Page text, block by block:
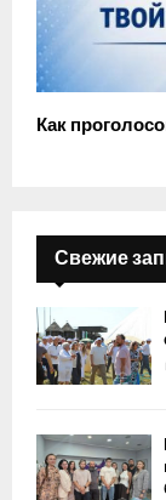
Как
Свежие